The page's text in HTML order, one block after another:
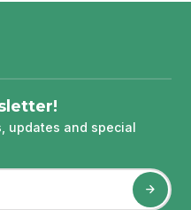
updates and special